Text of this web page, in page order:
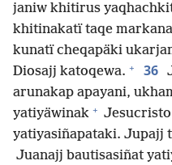
janiw khitirus
khitinakatï taqe
kunatï cheqapäki
Diosajj katoqewa. + 36
arunakap apayani,
yatiyäwinak +
yatiyasiñapataki. Jupajj
Juanajj bautisasiñat